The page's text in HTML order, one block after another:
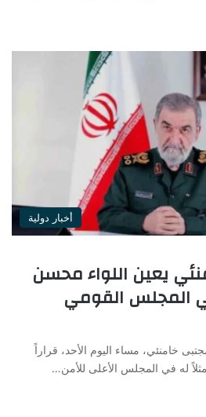
أخبار دولية
يعين اللواء محسن
المجلس القومي
خامنئي، مساء اليوم الأحد، قراراً
له في المجلس الأعلى للأمن…